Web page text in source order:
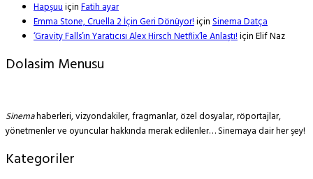
HapşuuiçinFatih ayar
Emma Stone, Cruella 2 İçin Geri Dönüyor!içinSinema Datça
‘Gravity Falls’ın Yaratıcısı Alex Hirsch Netflix’le Anlaştı!içinElif Naz
Dolasim Menusu
Sinemahaberleri, vizyondakiler, fragmanlar, özel dosyalar, röportajlar,
yönetmenler ve oyuncular hakkında merak edilenler… Sinemaya dair her şey!
Kategoriler